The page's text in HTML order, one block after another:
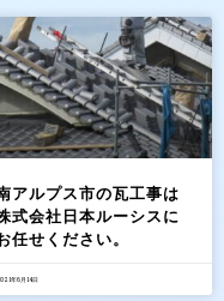
アルプス市の瓦工事は
式会社日本ルーシスに
任せください。
年6月14日